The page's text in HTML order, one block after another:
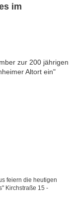
feiern die heutigen
Kirchstraße 15 -